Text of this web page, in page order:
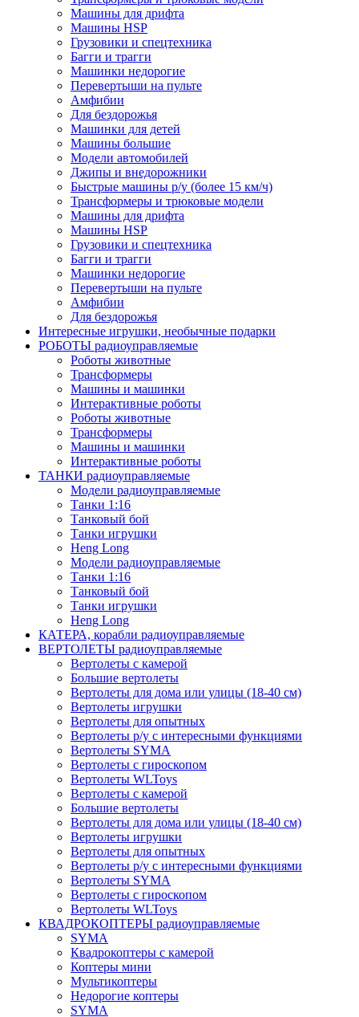
Машины для дрифта
Машины HSP
Грузовики и спецтехника
Багги и трагги
Машинки недорогие
Перевертыши на пульте
Амфибии
Для бездорожья
Машинки для детей
Машины большие
Модели автомобилей
Джипы и внедорожники
Быстрые машины р/у (более 15 км/ч)
Трансформеры и трюковые модели
Машины для дрифта
Машины HSP
Грузовики и спецтехника
Багги и трагги
Машинки недорогие
Перевертыши на пульте
Амфибии
Для бездорожья
Интересные игрушки, необычные подарки
РОБОТЫ радиоуправляемые
Роботы животные
Трансформеры
Машины и машинки
Интерактивные роботы
Роботы животные
Трансформеры
Машины и машинки
Интерактивные роботы
ТАНКИ радиоуправляемые
Модели радиоуправляемые
Танки 1:16
Танковый бой
Танки игрушки
Heng Long
Модели радиоуправляемые
Танки 1:16
Танковый бой
Танки игрушки
Heng Long
КАТЕРА, корабли радиоуправляемые
ВЕРТОЛЕТЫ радиоуправляемые
Вертолеты с камерой
Большие вертолеты
Вертолеты для дома или улицы (18-40 см)
Вертолеты игрушки
Вертолеты для опытных
Вертолеты р/у с интересными функциями
Вертолеты SYMA
Вертолеты с гироскопом
Вертолеты WLToys
Вертолеты с камерой
Большие вертолеты
Вертолеты для дома или улицы (18-40 см)
Вертолеты игрушки
Вертолеты для опытных
Вертолеты р/у с интересными функциями
Вертолеты SYMA
Вертолеты с гироскопом
Вертолеты WLToys
КВАДРОКОПТЕРЫ радиоуправляемые
SYMA
Квадрокоптеры с камерой
Коптеры мини
Мультикоптеры
Недорогие коптеры
SYMA